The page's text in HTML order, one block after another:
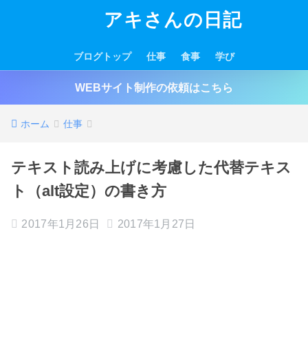
アキさんの日記
ブログトップ 仕事 食事 学び
WEBサイト制作の依頼はこちら
ホーム 仕事
テキスト読み上げに考慮した代替テキス
ト（alt設定）の書き方
2017年1月26日 2017年1月27日